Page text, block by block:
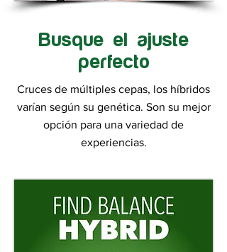
Busque el ajuste
perfecto
Cruces de múltiples cepas, los híbridos
varían según su genética. Son su mejor
opción para una variedad de
experiencias.